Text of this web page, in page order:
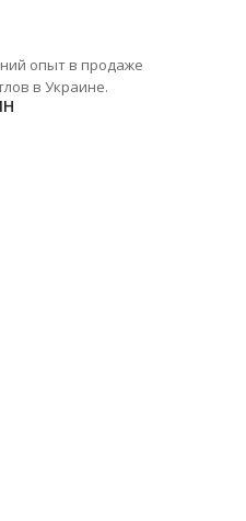
опыт в продаже
в Украине.